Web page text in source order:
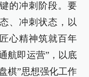
的冲刺阶段。要
、冲刺状态，以
心精神筑就百年
航即运营”，以底
棋”思想强化工作